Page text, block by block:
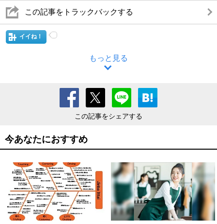
この記事をトラックバックする
イイね！
もっと見る
この記事をシェアする
今あなたにおすすめ